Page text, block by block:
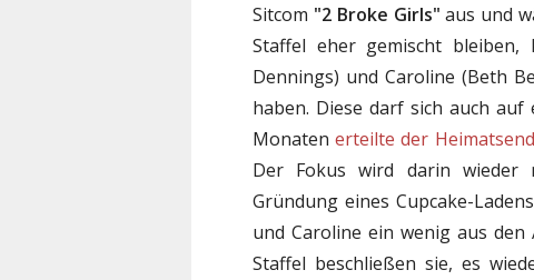
Sitcom "2 Broke Girls" aus und
Staffel eher gemischt
Dennings) und Caroline (Beth
haben. Diese darf sich auch
Monatenerteilte der
Der Fokus wird darin wieder
Gründung eines Cupcake-
und Caroline ein wenig aus
Staffel beschließen sie, es